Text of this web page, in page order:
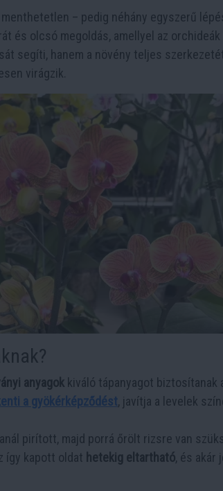
menthetetlen – pedig néhány egyszerű
és olcsó megoldás, amellyel az orchideák
segíti, hanem a növény teljes
virágzik.
anyagok kiváló tápanyagot biztosítanak
a gyökérképződést, javítja a levelek
pirított, majd porrá őrölt rizsre van
így kapott oldat hetekig eltartható, és akár